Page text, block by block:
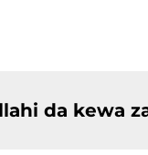
da kewa